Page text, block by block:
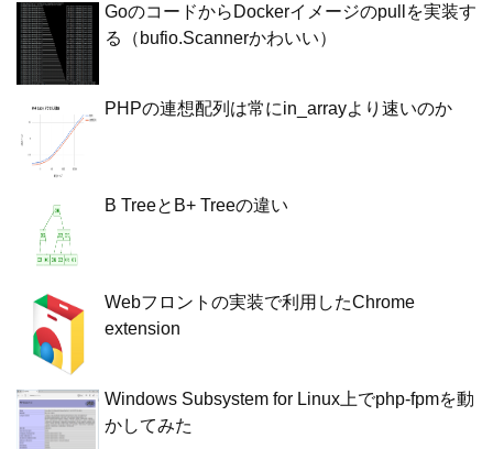
GoのコードからDockerイメージのpullを実装す
る（bufio.Scannerかわいい）
PHPの連想配列は常にin_arrayより速いのか
B TreeとB+ Treeの違い
Webフロントの実装で利用したChrome
extension
Windows Subsystem for Linux上でphp-fpmを動
かしてみた